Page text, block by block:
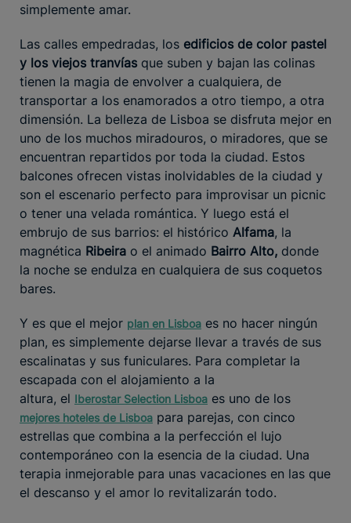
simplemente amar.
Las calles empedradas, los edificios de color pastel
y los viejos tranvías que suben y bajan las colinas
tienen la magia de envolver a cualquiera, de
transportar a los enamorados a otro tiempo, a otra
dimensión. La belleza de Lisboa se disfruta mejor en
uno de los muchos miradouros, o miradores, que se
encuentran repartidos por toda la ciudad. Estos
balcones ofrecen vistas inolvidables de la ciudad y
son el escenario perfecto para improvisar un picnic
o tener una velada romántica. Y luego está el
embrujo de sus barrios: el histórico Alfama, la
magnética Ribeira o el animado Bairro Alto, donde
la noche se endulza en cualquiera de sus coquetos
bares.
Y es que el mejor plan en Lisboa es no hacer ningún
plan, es simplemente dejarse llevar a través de sus
escalinatas y sus funiculares. Para completar la
escapada con el alojamiento a la
altura, el IberostarSelection Lisboa es uno de los
mejores hoteles de Lisboa para parejas, con cinco
estrellas que combina a la perfección el lujo
contemporáneo con la esencia de la ciudad. Una
terapia inmejorable para unas vacaciones en las que
el descanso y el amor lo revitalizarán todo.